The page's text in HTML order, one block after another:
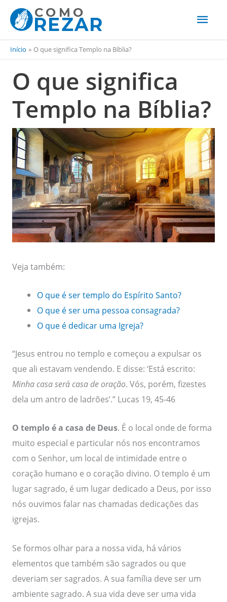
Início O que significa Templo na Bíblia?
O que significa
Templo na Bíblia?
Veja também:
O que é ser templo do Espírito Santo?
O que é ser uma pessoa consagrada?
O que é dedicar uma Igreja?
“Jesus entrou no templo e começou a expulsar os
que ali estavam vendendo. E disse: ‘Está escrito:
Minha casa será casa de oração. Vós, porém, fizestes
dela um antro de ladrões’.” Lucas 19, 45-46
O templo é a casa de Deus. É o local onde de forma
muito especial e particular nós nos encontramos
com o Senhor, um local de intimidade entre o
coração humano e o coração divino. O templo é um
lugar sagrado, é um lugar dedicado a Deus, por isso
nós ouvimos falar nas chamadas dedicações das
igrejas.
Se formos olhar para a nossa vida, há vários
elementos que também são sagrados ou que
deveriam ser sagrados. A sua família deve ser um
ambiente sagrado. A sua vida deve ser uma vida